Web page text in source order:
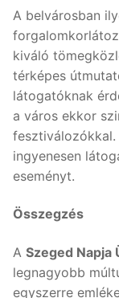
A belvárosban
kiváló
térképes
látogatóknak
a város ekkor
ingyenesen
eseményt.
Összegzés
A Szeged Napja
legnagyobb
egyszerre